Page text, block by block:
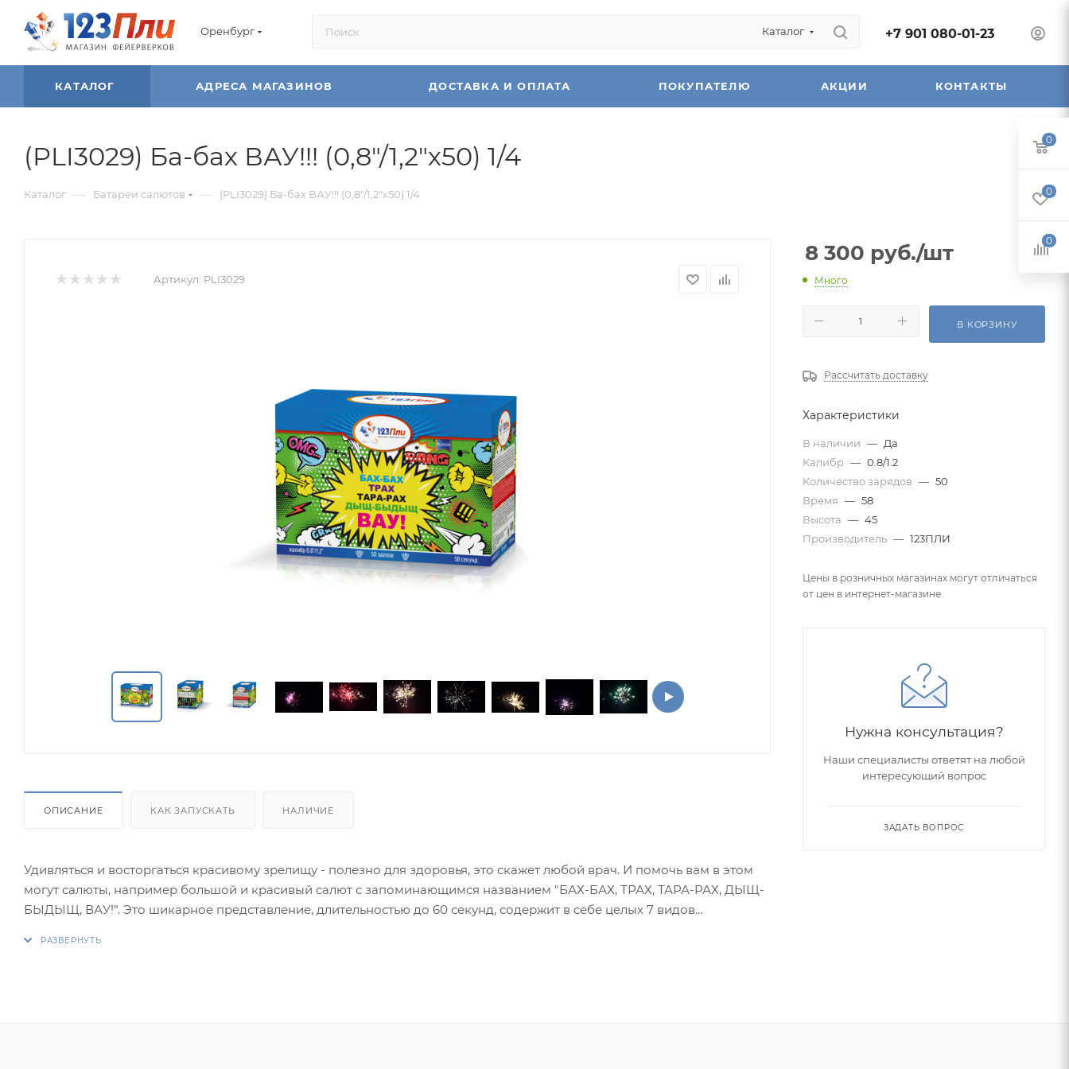
Оренбург Каталог +7 901 080-01-23
КАТАЛОГ АДРЕСА МАГАЗИНОВ ДОСТАВКА И ОПЛАТА ПОКУПАТЕЛЮ АКЦИИ КОНТАКТЫ
(PLI3029) Ба-бах ВАУ!!! (0,8"/1,2"х50) 1/4
Каталог — Батареи салютов — (PLI3029) Ба-бах ВАУ!!! (0,8"/1,2"х50) 1/4
Артикул: PLI3029
ОПИСАНИЕ КАК ЗАПУСКАТЬ НАЛИЧИЕ
Удивляться и восторгаться красивому зрелищу - полезно для здоровья, это скажет любой врач. И помочь вам в этом
могут салюты, например большой и красивый салют с запоминающимся названием "БАХ-БАХ, ТРАХ, ТАРА-РАХ, ДЫЩ-
БЫДЫЩ, ВАУ!". Это шикарное представление, длительностью до 60 секунд, содержит в себе целых 7 видов
8 300 руб./шт
Много
В КОРЗИНУ
Рассчитать доставку
Характеристики
В наличии — Да
Калибр — 0.8/1.2
Количество зарядов — 50
Время — 58
Высота — 45
Производитель — 123ПЛИ
Цены в розничных магазинах могут отличаться
от цен в интернет-магазине.
Нужна консультация?
Наши специалисты ответят на любой
интересующий вопрос
ЗАДАТЬ ВОПРОС
0
0
0